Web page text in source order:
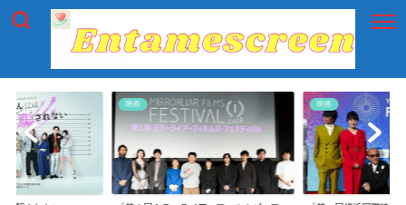
映画 映画